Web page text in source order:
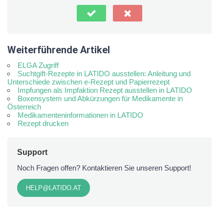
Weiterführende Artikel
ELGA Zugriff
Suchtgift-Rezepte in LATIDO ausstellen: Anleitung und
Unterschiede zwischen e-Rezept und Papierrezept
Impfungen als Impfaktion Rezept ausstellen in LATIDO
Boxensystem und Abkürzungen für Medikamente in
Österreich
Medikamenteninformationen in LATIDO
Rezept drucken
Support
Noch Fragen offen? Kontaktieren Sie unseren Support!
HELP@LATIDO.AT